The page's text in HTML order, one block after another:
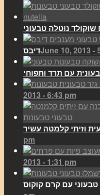
נוטלה טבעוני
דיבסJune 10, 2013 -
2013 - 6:43 pm
וזיתי קלמטה עשיר
pm
2013 - 1:31 pm